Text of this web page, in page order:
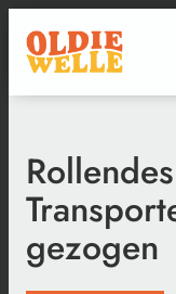
gezogen